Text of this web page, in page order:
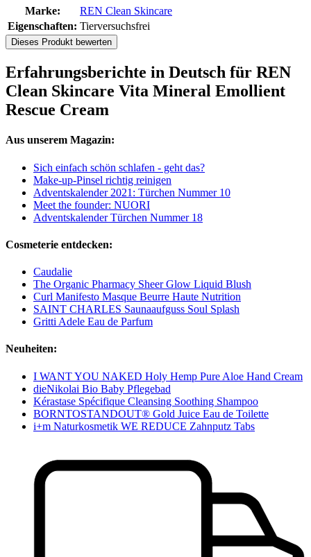
Marke:
REN Clean Skincare
Eigenschaften: Tierversuchsfrei
Dieses Produkt bewerten
Erfahrungsberichte in Deutsch für REN
Clean Skincare Vita Mineral Emollient
Rescue Cream
Aus unserem Magazin:
Sich einfach schön schlafen - geht das?
Make-up-Pinsel richtig reinigen
Adventskalender 2021: Türchen Nummer 10
Meet the founder: NUORI
Adventskalender Türchen Nummer 18
Cosmeterie entdecken:
Caudalie
The Organic Pharmacy Sheer Glow Liquid Blush
Curl Manifesto Masque Beurre Haute Nutrition
SAINT CHARLES Saunaaufguss Soul Splash
Gritti Adele Eau de Parfum
Neuheiten:
I WANT YOU NAKED Holy Hemp Pure Aloe Hand Cream
dieNikolai Bio Baby Pflegebad
Kérastase Spécifique Cleansing Soothing Shampoo
BORNTOSTANDOUT® Gold Juice Eau de Toilette
i+m Naturkosmetik WE REDUCE Zahnputz Tabs